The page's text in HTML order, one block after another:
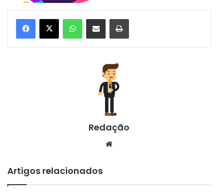
WhatsApp
Compartilhar via e-mail Imprimir
Redação
Artigos relacionados